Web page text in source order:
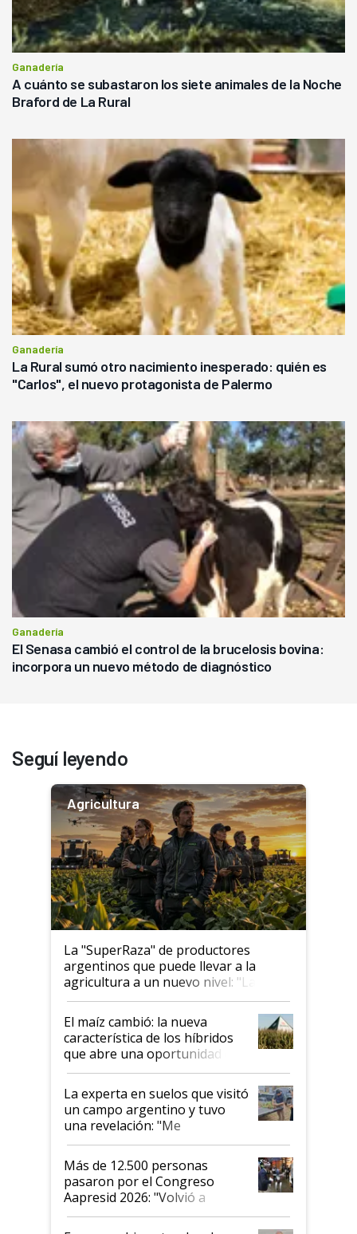
Ganadería
A cuánto se subastaron los siete animales de la Noche
Braford de La Rural
Ganadería
La Rural sumó otro nacimiento inesperado: quién es
"Carlos", el nuevo protagonista de Palermo
Ganadería
El Senasa cambió el control de la brucelosis bovina:
incorpora un nuevo método de diagnóstico
Seguí leyendo
Agricultura
La "SuperRaza" de productores
argentinos que puede llevar a la
agricultura a un nuevo nivel: "Las
posibilidades de crecimiento son
infinitas"
El maíz cambió: la nueva
característica de los híbridos
que abre una oportunidad en
el lote
La experta en suelos que visitó
un campo argentino y tuvo
una revelación: "Me
impresionó mucho"
Más de 12.500 personas
pasaron por el Congreso
Aapresid 2026: "Volvió a
demostrar que hablar del
suelo es hablar de todo el